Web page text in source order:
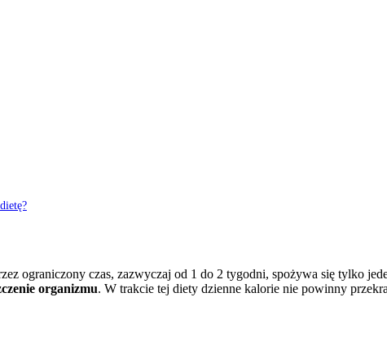
ograniczony czas, zazwyczaj od 1 do 2 tygodni, spożywa się tylko
organizmu. W trakcie tej diety dzienne kalorie nie powinny